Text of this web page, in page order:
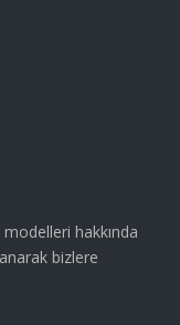
hakkında
bizlere